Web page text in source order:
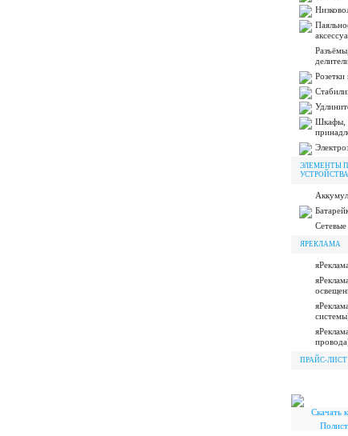
Шкафы,
ЭЛЕМЕНТЫ
УСТРОЙСТВА
Сетевые
ЯРЕКЛАМА
ПРАЙС-ЛИСТ
Скачать